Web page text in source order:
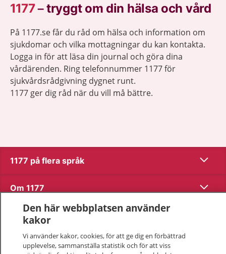
1177–tryggt om din hälsa och vård
På 1177.se får du råd om hälsa och information om
sjukdomar och vilka mottagningar du kan kontakta.
Logga in för att läsa din journal och göra dina
vårdärenden. Ring telefonnummer 1177 för
sjukvårdsrådgivning dygnet runt.
1177 ger dig råd när du vill må bättre.
1177 på flera språk Visa
Om 1177 Visa
Kontakt
Behandling av personuppgifter
Den här webbplatsen använder
kakor
Vi använder kakor, cookies, för att ge dig en förbättrad
upplevelse, sammanställa statistik och för att viss